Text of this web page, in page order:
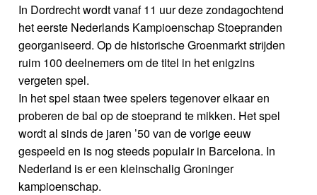
In Dordrecht wordt vanaf 11 uur deze zondagochtend
het eerste Nederlands Kampioenschap Stoepranden
georganiseerd. Op de historische Groenmarkt strijden
ruim 100 deelnemers om de titel in het enigzins
vergeten spel.
In het spel staan twee spelers tegenover elkaar en
proberen de bal op de stoeprand te mikken. Het spel
wordt al sinds de jaren ’50 van de vorige eeuw
gespeeld en is nog steeds populair in Barcelona. In
Nederland is er een kleinschalig Groninger
kampioenschap.